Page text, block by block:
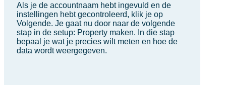
Als je de accountnaam hebt ingevuld en de
instellingen hebt gecontroleerd, klik je op
Volgende. Je gaat nu door naar de volgende
stap in de setup: Property maken. In die stap
bepaal je wat je precies wilt meten en hoe de
data wordt weergegeven.